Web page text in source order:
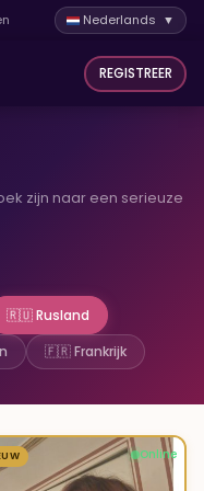
Nederlands ▼
REGISTREER
zijn naar een serieuze
🇷🇺 Rusland
🇫🇷 Frankrijk
Online